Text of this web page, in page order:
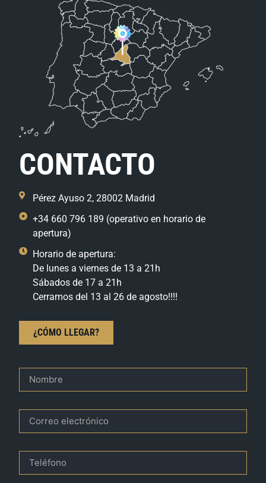
CONTACTO
Pérez Ayuso 2, 28002 Madrid
+34 660 796 189 (operativo en horario de
apertura)
Horario de apertura:
De lunes a viernes de 13 a 21h
Sábados de 17 a 21h
Cerramos del 13 al 26 de agosto!!!!
¿CÓMO LLEGAR?